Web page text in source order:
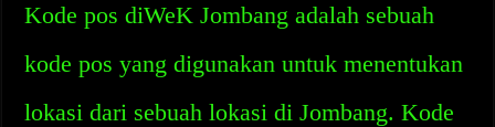
Kode pos diWeK Jombang adalah sebuah
kode pos yang digunakan untuk menentukan
lokasi dari sebuah lokasi di Jombang. Kode